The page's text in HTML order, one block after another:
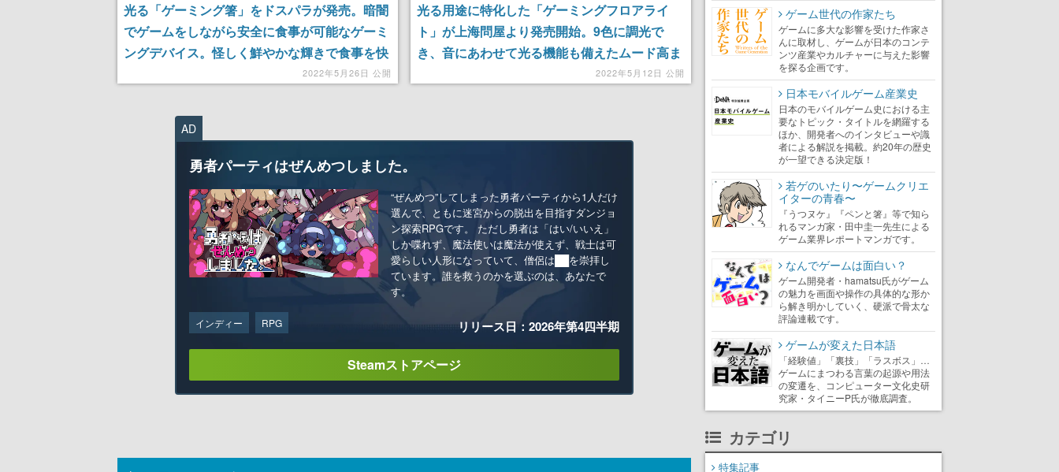
光る「ゲーミング箸」をドスパラが発売。暗闇
でゲームをしながら安全に食事が可能なゲーミ
ングデバイス。怪しく鮮やかな輝きで食事を快
2022年5月26日 公開
光る用途に特化した「ゲーミングフロアライ
ト」が上海問屋より発売開始。9色に調光で
き、音にあわせて光る機能も備えたムード高ま
2022年5月12日 公開
AD
勇者パーティはぜんめつしました。
“ぜんめつ”してしまった勇者パーティから1人だけ
選んで、ともに迷宮からの脱出を目指すダンジョ
ン探索RPGです。 ただし勇者は「はい/いいえ」
しか喋れず、魔法使いは魔法が使えず、戦士は可
愛らしい人形になっていて、僧侶は██を崇拝し
ています。誰を救うのかを選ぶのは、あなたで
す。
インディー RPG リリース日：2026年第4四半期
Steamストアページ
ゲーム世代の作家たち
ゲームに多大な影響を受けた作家さ
んに取材し、ゲームが日本のコンテ
ンツ産業やカルチャーに与えた影響
を探る企画です。
日本モバイルゲーム産業史
日本のモバイルゲーム史における主
要なトピック・タイトルを網羅する
ほか、開発者へのインタビューや識
者による解説を掲載。約20年の歴史
が一望できる決定版！
若ゲのいたり〜ゲームクリエ
イターの青春〜
『うつヌケ』『ペンと箸』等で知ら
れるマンガ家・田中圭一先生による
ゲーム業界レポートマンガです。
なんでゲームは面白い？
ゲーム開発者・hamatsu氏がゲーム
の魅力を画面や操作の具体的な形か
ら解き明かしていく、硬派で骨太な
評論連載です。
ゲームが変えた日本語
「経験値」「裏技」「ラスボス」…
ゲームにまつわる言葉の起源や用法
の変遷を、コンピューター文化史研
究家・タイニーP氏が徹底調査。
カテゴリ
特集記事